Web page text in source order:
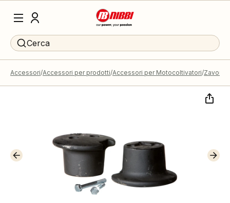
Cerca
Accessori Accessori per prodotti Accessori per Motocoltivatori Zavorra